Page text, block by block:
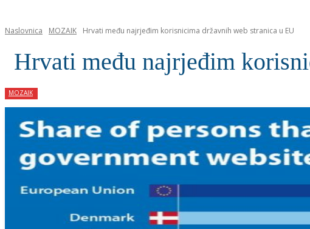
Naslovnica MOZAIK Hrvati među najrjeđim korisnicima državnih web stranica u EU
Hrvati među najrjeđim
MOZAIK